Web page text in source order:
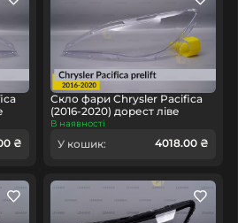
₴
Скло фари Chrysler Pacifica
(2016-2020) дорест ліве
В наявності
У кошик: 4018.00 ₴